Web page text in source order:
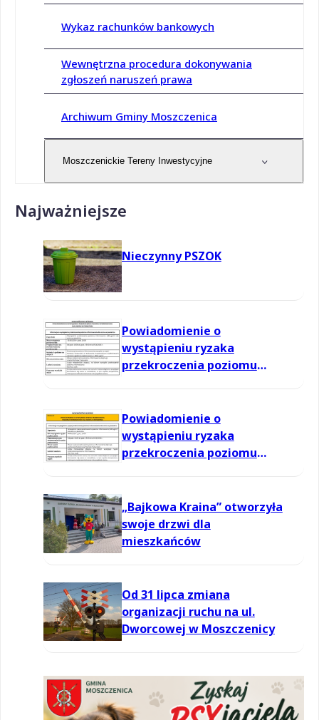
Wykaz rachunków bankowych
Wewnętrzna procedura dokonywania
zgłoszeń naruszeń prawa
Archiwum Gminy Moszczenica
Moszczenickie Tereny Inwestycyjne
Najważniejsze
Nieczynny PSZOK
Powiadomienie o
wystąpieniu ryzaka
przekroczenia poziomu
Powiadomienie o
wystąpieniu ryzaka
przekroczenia poziomu
„Bajkowa Kraina” otworzyła
swoje drzwi dla
mieszkańców
Od 31 lipca zmiana
organizacji ruchu na ul.
Dworcowej w Moszczenicy